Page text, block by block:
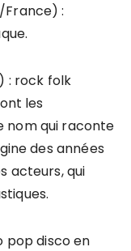
France) :
: rock folk
les
nom qui raconte
des années
acteurs, qui
pop disco en